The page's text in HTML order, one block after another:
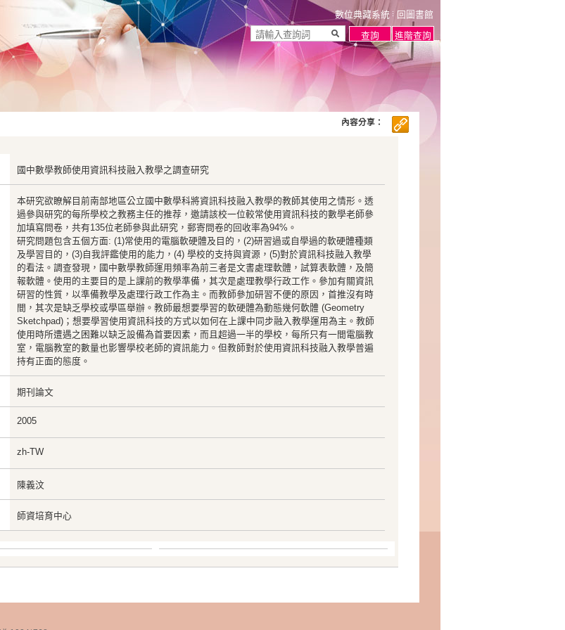
數位典藏系統 回圖書館
國中數學教師使用資訊科技融入教學之調查研究
本研究欲瞭解目前南部地區公立國中數學科將資訊科技融入教學的教師其使用之情形。透
過參與研究的每所學校之教務主任的推荐，邀請該校一位較常使用資訊科技的數學老師參
加填寫問卷，共有135位老師參與此研究，郵寄問卷的回收率為94%。
研究問題包含五個方面: (1)常使用的電腦軟硬體及目的，(2)研習過或自學過的軟硬體種類
及學習目的，(3)自我評鑑使用的能力，(4) 學校的支持與資源，(5)對於資訊科技融入教學
的看法。調查發現，國中數學教師運用頻率為前三者是文書處理軟體，試算表軟體，及簡
報軟體。使用的主要目的是上課前的教學準備，其次是處理教學行政工作。參加有關資訊
研習的性質，以準備教學及處理行政工作為主。而教師參加研習不便的原因，首推沒有時
間，其次是缺乏學校或學區舉辦。教師最想要學習的軟硬體為動態幾何軟體 (Geometry
Sketchpad)；想要學習使用資訊科技的方式以如何在上課中同步融入教學運用為主。教師
使用時所遭遇之困難以缺乏設備為首要因素，而且超過一半的學校，每所只有一間電腦教
室，電腦教室的數量也影響學校老師的資訊能力。但教師對於使用資訊科技融入教學普遍
持有正面的態度。
期刊論文
2005
zh-TW
陳義汶
師資培育中心
內容分享：